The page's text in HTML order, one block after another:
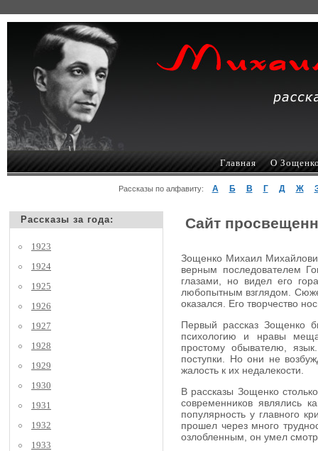
Главная О
Рассказы по алфавиту: А Б В Г Д Ж
Рассказы за года:
1923
1924
1925
1926
1927
1928
1929
1930
1931
1932
1933
Сайт
Зощенко Михаил
верным последователем
глазами, но видел его
любопытным взглядом.
оказался. Его творчество
Первый рассказ Зощенко
психологию и нравы
простому обывателю,
поступки. Но они не
жалость к их недалекости.
В рассказы Зощенко
современников являлись
популярность у главного
прошел через много
озлобленным, он умел